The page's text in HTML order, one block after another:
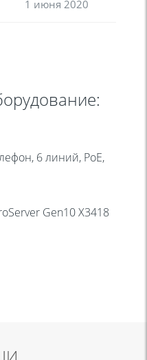
1 июня 2020
6 линий, PoE,
Gen10 X3418